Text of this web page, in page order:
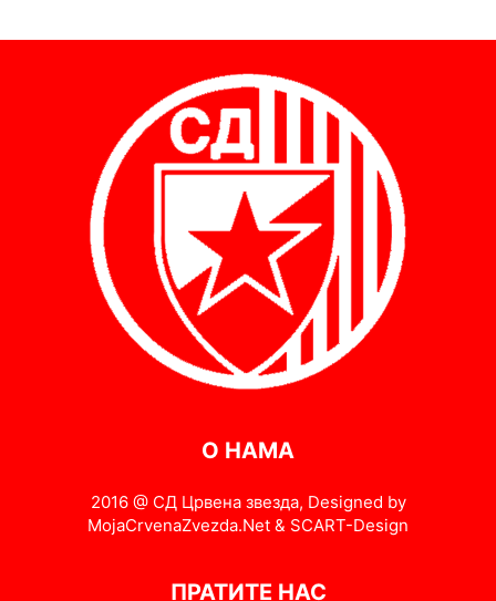
О НАМА
2016 @ СД Црвена звезда, Designed by
MojaCrvenaZvezda.Net & SCART-Design
ПРАТИТЕ НАС